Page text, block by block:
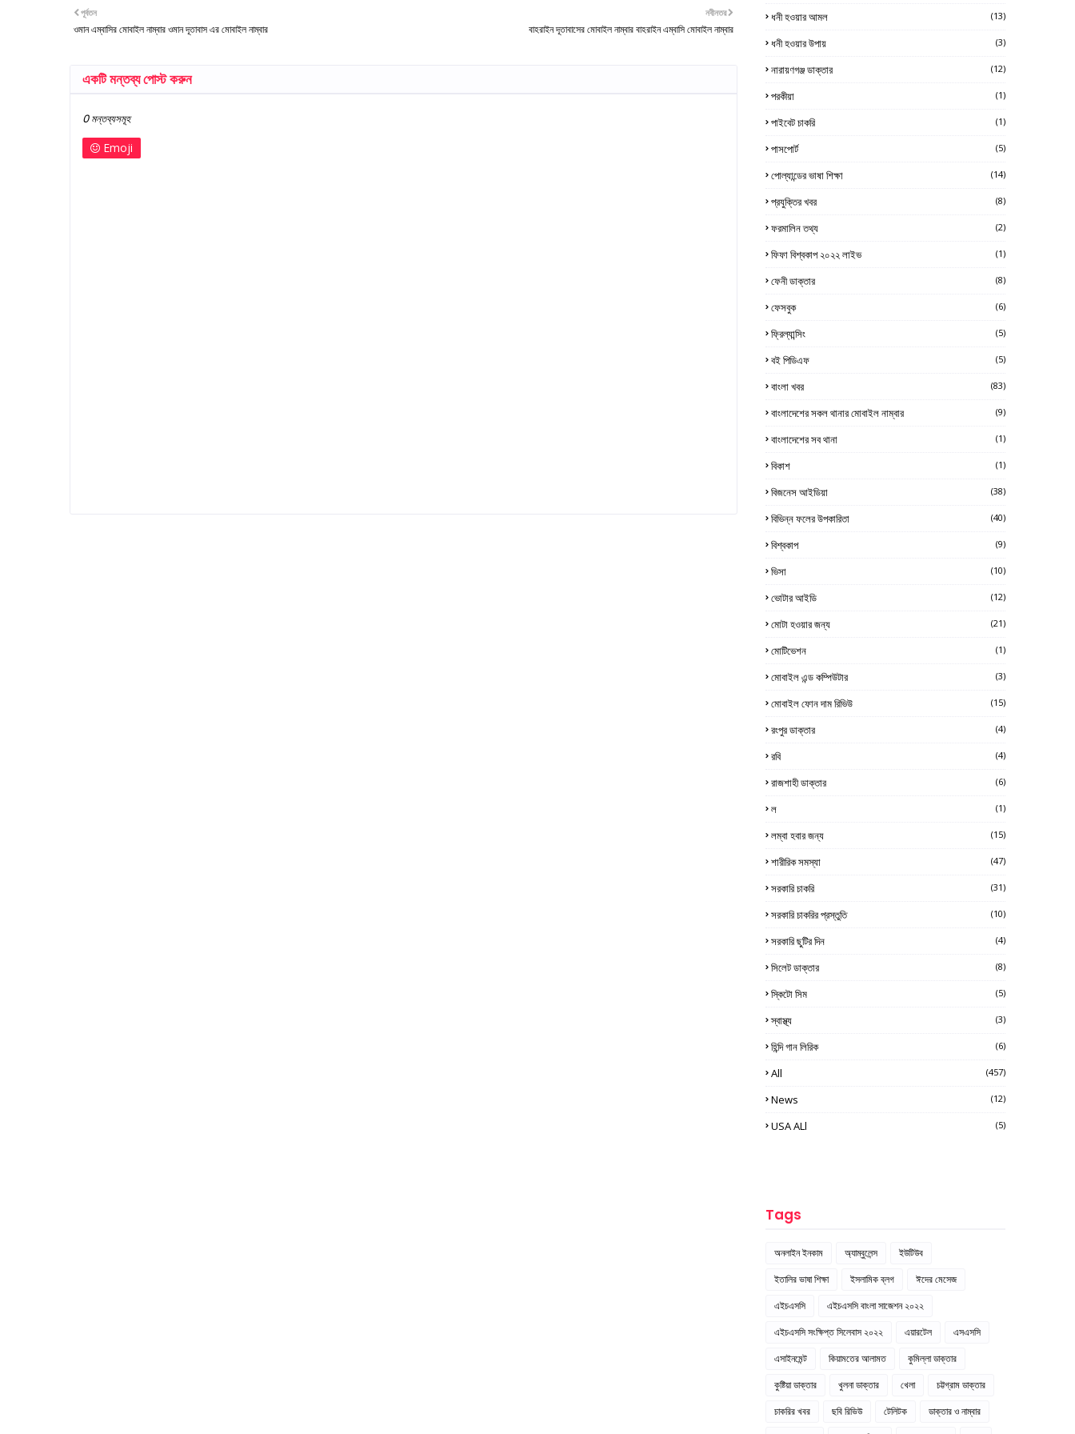
নবীনতর
বাহরাইন দূতাবাসের মোবাইল নাম্বার বাহরাইন এম্বাসি মোবাইল নাম্বার
পূর্বতন
ওমান এম্বাসির মোবাইল নাম্বার ওমান দূতাবাস এর মোবাইল নাম্বার
একটি মন্তব্য পোস্ট করুন
0 মন্তব্যসমূহ
Emoji
ধনী হওয়ার আমল (13)
ধনী হওয়ার উপায় (3)
নারায়ণগঞ্জ ডাক্তার (12)
পরকীয়া (1)
পাইবেট চাকরি (1)
পাসপোর্ট (5)
পোল্যান্ডের ভাষা শিক্ষা (14)
প্রযুক্তির খবর (8)
ফরমালিন তথ্য (2)
ফিফা বিশ্বকাপ ২০২২ লাইভ (1)
ফেনী ডাক্তার (8)
ফেসবুক (6)
ফ্রিল্যান্সিং (5)
বই পিডিএফ (5)
বাংলা খবর (83)
বাংলাদেশের সকল থানার মোবাইল নাম্বার (9)
বাংলাদেশের সব থানা (1)
বিকাশ (1)
বিজনেস আইডিয়া (38)
বিভিন্ন ফলের উপকারিতা (40)
বিশ্বকাপ (9)
ভিসা (10)
ভোটার আইডি (12)
মোটা হওয়ার জন্য (21)
মোটিভেশন (1)
মোবাইল এন্ড কম্পিউটার (3)
মোবাইল ফোন দাম রিভিউ (15)
রংপুর ডাক্তার (4)
রবি (4)
রাজশাহী ডাক্তার (6)
ল (1)
লম্বা হবার জন্য (15)
শারীরিক সমস্যা (47)
সরকারি চাকরি (31)
সরকারি চাকরির প্রস্তুতি (10)
সরকারি ছুটির দিন (4)
সিলেট ডাক্তার (8)
স্কিটো সিম (5)
স্বাস্থ্য (3)
হিন্দি গান লিরিক (6)
All (457)
News (12)
USA ALl (5)
Tags
অনলাইন ইনকাম অ্যাম্বুলেন্স
ইউটিউব
ইতালির ভাষা শিক্ষা
ইসলামিক ব্লগ
ঈদের মেসেজ
এইচএসসি
এইচএসসি বাংলা সাজেশন ২০২২
এইচএসসি সংক্ষিপ্ত সিলেবাস ২০২২
এয়ারটেল
এসএসসি
এসাইনমেন্ট
কিয়ামতের আলামত
কুমিল্লা ডাক্তার
কুষ্টিয়া ডাক্তার
খুলনা ডাক্তার খেলা
চট্টগ্রাম ডাক্তার
চাকরির খবর
ছবি রিভিউ টেলিটক
ডাক্তার ও নাম্বার